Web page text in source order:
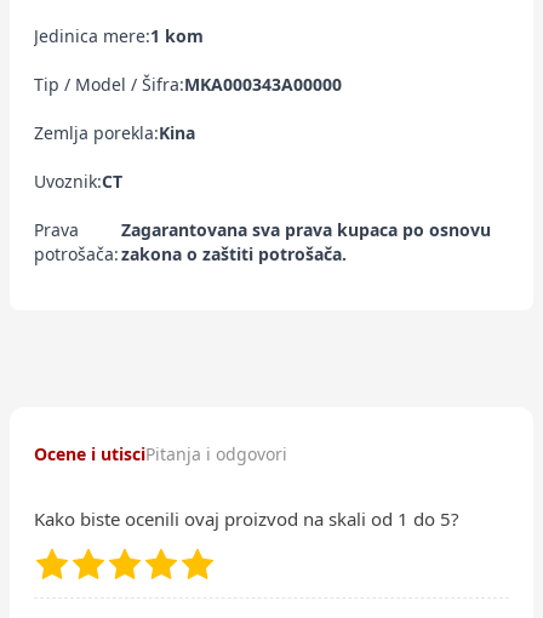
Jedinica mere:1 kom
Tip / Model / Šifra:MKA000343A00000
Zemlja porekla:Kina
Uvoznik:CT
Prava
potrošača:
Zagarantovana sva prava kupaca po osnovu
zakona o zaštiti potrošača.
Ocene i utisciPitanja i odgovori
Kako biste ocenili ovaj proizvod na skali od 1 do 5?